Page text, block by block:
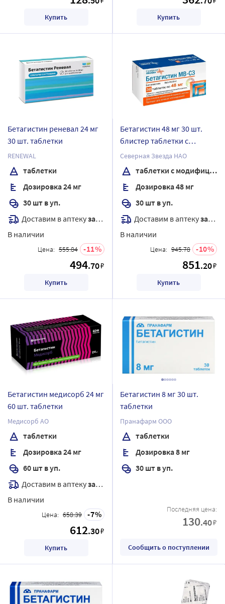
Купить Купить
Бетагистин реневал 24 мг
30 шт. таблетки
RENEWAL
таблетки
Дозировка 24 мг
30 шт в уп.
Доставим в аптекузавтра
В наличии
Цена: 555.84 11
494.70₽
Купить
Бетагистин 48 мг 30 шт.
блистер таблетки с
модифицированным
высвобождением,
покрытые пленочной
оболочкой
Северная Звезда НАО
таблетки с модифицированным высвобождением, покрытые пленочной оболочкой
Дозировка 48 мг
30 шт в уп.
Доставим в аптекузавтра
В наличии
Цена: 945.78 10
851.20₽
Купить
Бетагистин медисорб 24 мг
60 шт. таблетки
Медисорб АО
таблетки
Дозировка 24 мг
60 шт в уп.
Доставим в аптекузавтра
В наличии
Цена: 658.39 7
612.30₽
Купить
Бетагистин 8 мг 30 шт.
таблетки
Пранафарм ООО
таблетки
Дозировка 8 мг
30 шт в уп.
Последняя цена:
130.40₽
Сообщить о поступлении